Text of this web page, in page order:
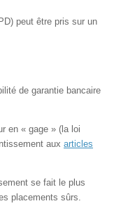
peut être pris sur un
de garantie bancaire
en « gage » (la loi
aux articles
se fait le plus
placements sûrs.